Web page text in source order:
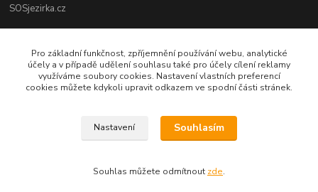
SOSjezirka.cz
608503141
info@sosjezirka.cz
© Copyright Ing.Petr Marek
Pro základní funkčnost, zpříjemnění používání webu, analytické
účely a v případě udělení souhlasu také pro účely cílení reklamy
využíváme soubory cookies. Nastavení vlastních preferencí
cookies můžete kdykoli upravit odkazem ve spodní části stránek.
Nastavení Souhlasím
Souhlas můžete odmítnout zde.